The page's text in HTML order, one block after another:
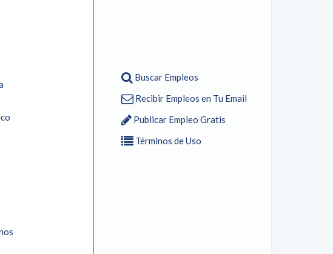
Buscar Empleos
Recibir Empleos en Tu Email
Publicar Empleo Gratis
Términos de Uso